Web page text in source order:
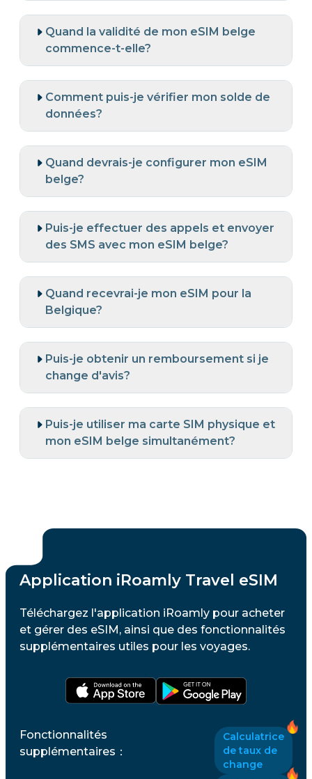
Quand la validité de mon eSIM belge
commence-t-elle?
Comment puis-je vérifier mon solde de
données?
Quand devrais-je configurer mon eSIM
belge?
Puis-je effectuer des appels et envoyer
des SMS avec mon eSIM belge?
Quand recevrai-je mon eSIM pour la
Belgique?
Puis-je obtenir un remboursement si je
change d'avis?
Puis-je utiliser ma carte SIM physique et
mon eSIM belge simultanément?
Application iRoamly Travel eSIM
Téléchargez l'application iRoamly pour acheter
et gérer des eSIM, ainsi que des fonctionnalités
supplémentaires utiles pour les voyages.
Fonctionnalités
supplémentaires ：
Calculatrice
de taux de
change